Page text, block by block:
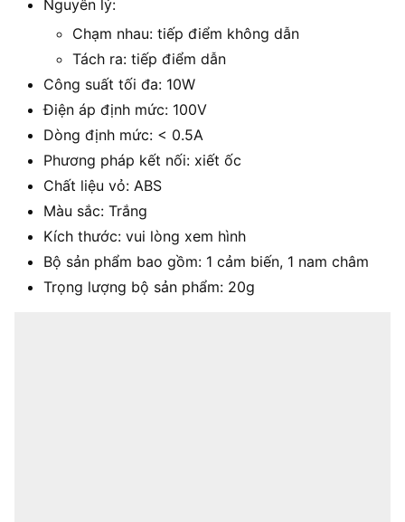
Nguyên lý:
Chạm nhau: tiếp điểm không dẫn
Tách ra: tiếp điểm dẫn
Công suất tối đa: 10W
Điện áp định mức: 100V
Dòng định mức: < 0.5A
Phương pháp kết nối: xiết ốc
Chất liệu vỏ: ABS
Màu sắc: Trắng
Kích thước: vui lòng xem hình
Bộ sản phẩm bao gồm: 1 cảm biến, 1 nam châm
Trọng lượng bộ sản phẩm: 20g